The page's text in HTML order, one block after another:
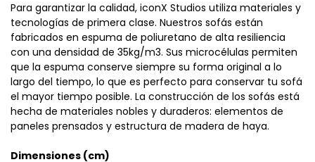
Para garantizar la calidad, iconX Studios utiliza materiales y
tecnologías de primera clase. Nuestros sofás están
fabricados en espuma de poliuretano de alta resiliencia
con una densidad de 35kg/m3. Sus microcélulas permiten
que la espuma conserve siempre su forma original a lo
largo del tiempo, lo que es perfecto para conservar tu sofá
el mayor tiempo posible. La construcción de los sofás está
hecha de materiales nobles y duraderos: elementos de
paneles prensados ​​y estructura de madera de haya.
Dimensiones (cm)